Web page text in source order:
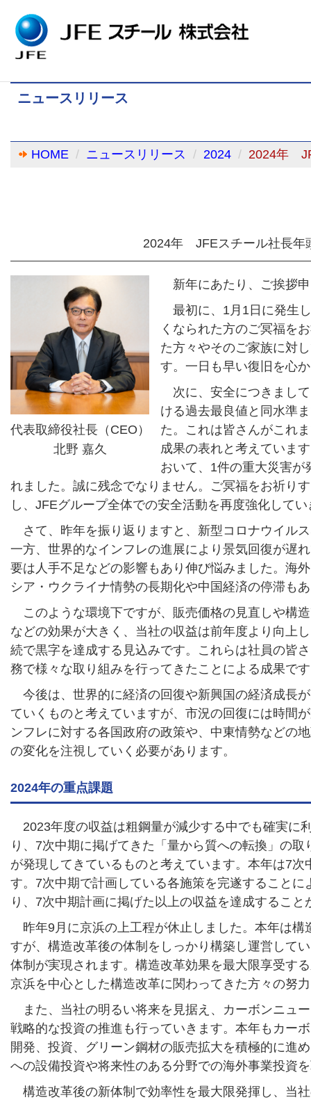
ニュースリリース
HOME ニュースリリース 2024 2024年
2024年 JFEスチール社長年
代表取締役社長（CEO）
北野 嘉久
新年にあたり、ご挨拶
最初に、1月1日に発生
くなられた方のご冥福を
た方々やそのご家族に対
す。一日も早い復旧を心
次に、安全につきまし
ける過去最良値と同水準
た。これは皆さんがこれ
成果の表れと考えていま
おいて、1件の重大災害が
れました。誠に残念でなりません。ご冥福をお祈り
し、JFEグループ全体での安全活動を再度強化して
さて、昨年を振り返りますと、新型コロナウイル
一方、世界的なインフレの進展により景気回復が遅
要は人手不足などの影響もあり伸び悩みました。海
シア・ウクライナ情勢の長期化や中国経済の停滞も
このような環境下ですが、販売価格の見直しや構
などの効果が大きく、当社の収益は前年度より向上
続で黒字を達成する見込みです。これらは社員の皆
務で様々な取り組みを行ってきたことによる成果で
今後は、世界的に経済の回復や新興国の経済成長
ていくものと考えていますが、市況の回復には時間
ンフレに対する各国政府の政策や、中東情勢などの
の変化を注視していく必要があります。
2024年の重点課題
2023年度の収益は粗鋼量が減少する中でも確実に
り、7次中期に掲げてきた「量から質への転換」の
が発現してきているものと考えています。本年は7
す。7次中期で計画している各施策を完遂することに
り、7次中期計画に掲げた以上の収益を達成するこ
昨年9月に京浜の上工程が休止しました。本年は
すが、構造改革後の体制をしっかり構築し運営して
体制が実現されます。構造改革効果を最大限享受す
京浜を中心とした構造改革に関わってきた方々の努
また、当社の明るい将来を見据え、カーボンニュ
戦略的な投資の推進も行っていきます。本年もカー
開発、投資、グリーン鋼材の販売拡大を積極的に進
への設備投資や将来性のある分野での海外事業投資
構造改革後の新体制で効率性を最大限発揮し、当